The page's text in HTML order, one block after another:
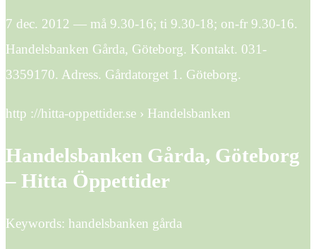
7 dec. 2012 — må 9.30-16; ti 9.30-18; on-fr 9.30-16.
Handelsbanken Gårda, Göteborg. Kontakt. 031-
3359170. Adress. Gårdatorget 1. Göteborg.
http ://hitta-oppettider.se › Handelsbanken
Handelsbanken Gårda, Göteborg
– Hitta Öppettider
Keywords: handelsbanken gårda